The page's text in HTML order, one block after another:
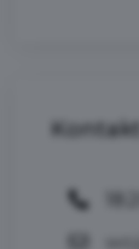
Kontakt